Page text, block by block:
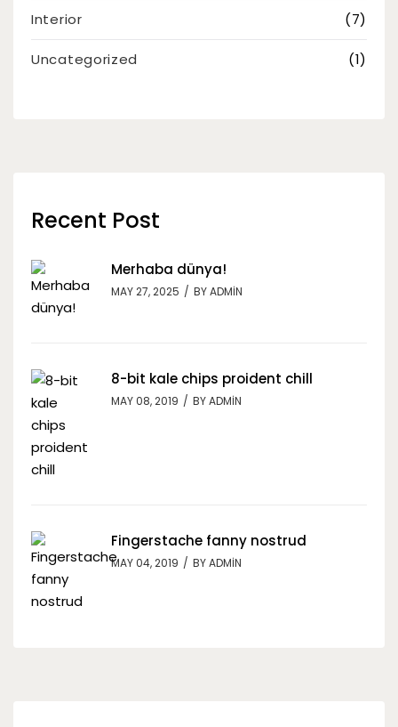
Interior (7)
Uncategorized (1)
Recent Post
Merhaba dünya!
MAY 27, 2025 BYADMIN
8-bit kale chips proident chill
MAY 08, 2019 BYADMIN
Fingerstache fanny nostrud
MAY 04, 2019 BYADMIN